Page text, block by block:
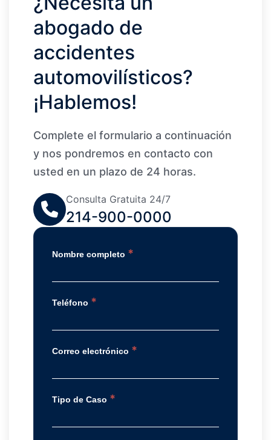
abogado de
accidentes
automovilísticos?
¡Hablemos!
Complete el formulario a continuación
y nos pondremos en contacto con
usted en un plazo de 24 horas.
Consulta Gratuita 24/7
214-900-0000
Nombre completo *
Teléfono *
Correo electrónico *
Tipo de Caso *